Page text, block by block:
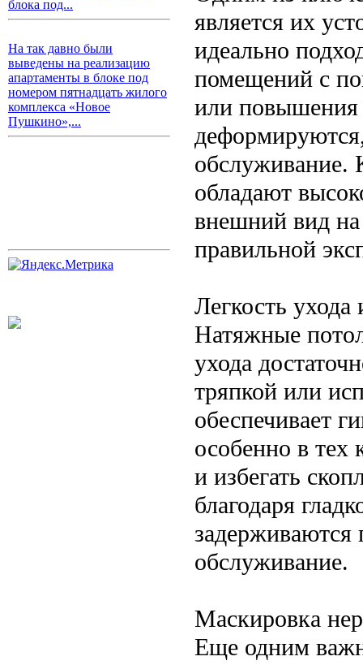
блока под...
На так давно были
выведены на реализацию
апартаменты в блоке под
номером пятнадцать жилого
комплекса «Новое
Пушкино»,...
является их
идеально
помещений с
или повышения
обслуживание.
обладают
внешний вид
правильной
Легкость ухода
Натяжные
ухода
тряпкой или
обеспечивает
особенно в тех
и избегать
благодаря
задерживаются
обслуживание.
Маскировка
Еще одним